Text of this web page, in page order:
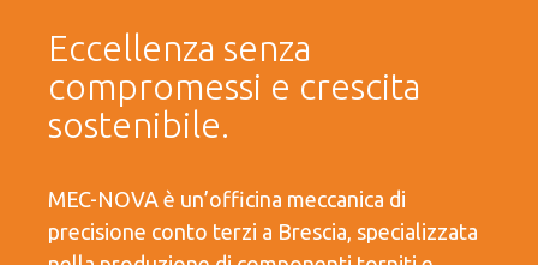
Eccellenza senza
compromessi e crescita
sostenibile.
MEC-NOVA è un’officina meccanica di
precisione conto terzi a Brescia, specializzata